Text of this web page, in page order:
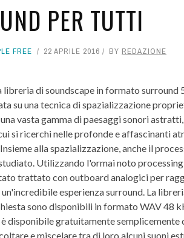
PER TUTTI
FREE 22 APRILE 2016 BY REDAZIONE
libreria di soundscape in formato
su una tecnica di spazializzazione
vasta gamma di paesaggi sonori
si ricerchi nelle profonde e affascinanti
alla spazializzazione, anche il
Utilizzando l'ormai noto
trattato con outboard analogici per
esperienza surround. La
sono disponibili in formato WAV 48
disponibile gratuitamente
e miscelare tra di loro alcuni suoni